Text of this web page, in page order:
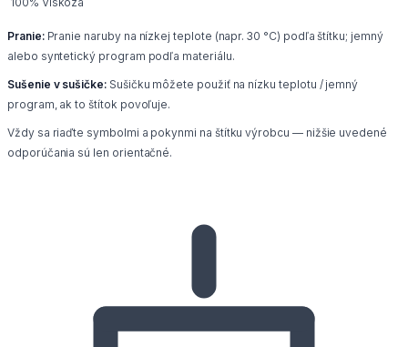
Pranie:Pranie naruby na nízkej teplote (napr. 30 °C) podľa štítku; jemný
alebo syntetický program podľa materiálu.
Sušenie v sušičke:Sušičku môžete použiť na nízku teplotu / jemný
program, ak to štítok povoľuje.
Vždy sa riaďte symbolmi a pokynmi na štítku výrobcu — nižšie uvedené
odporúčania sú len orientačné.